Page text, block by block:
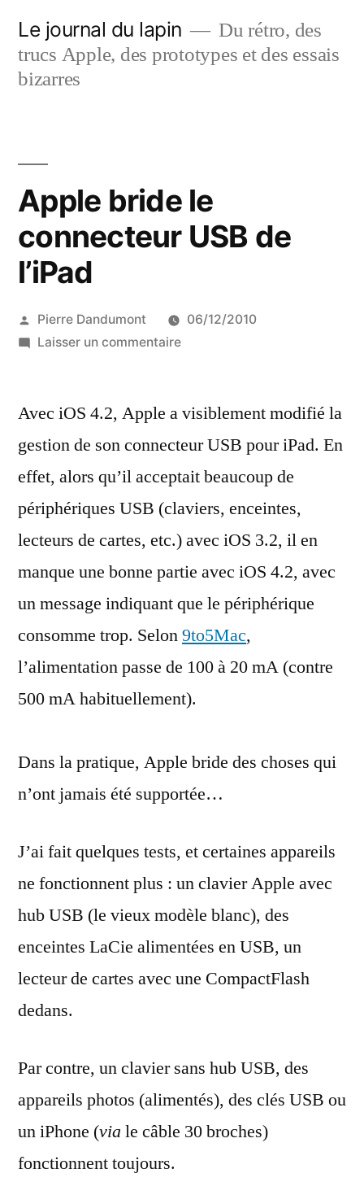
contenu
Le journal du lapin
Du rétro, des
trucs Apple, des prototypes et des essais
bizarres
Apple bride le
connecteur USB de
l’iPad
Publié
par
Pierre Dandumont
06/12/2010
Laisser un commentairesur
le
USB
de
l’iPad
Avec iOS 4.2, Apple a visiblement modifié la
gestion de son connecteur USB pour iPad. En
effet, alors qu’il acceptait beaucoup de
périphériques USB (claviers, enceintes,
lecteurs de cartes, etc.) avec iOS 3.2, il en
manque une bonne partie avec iOS 4.2, avec
un message indiquant que le périphérique
consomme trop. Selon9to5Mac,
l’alimentation passe de 100 à 20 mA (contre
500 mA habituellement).
Dans la pratique, Apple bride des choses qui
n’ont jamais été supportée…
J’ai fait quelques tests, et certaines appareils
ne fonctionnent plus : un clavier Apple avec
hub USB (le vieux modèle blanc), des
enceintes LaCie alimentées en USB, un
lecteur de cartes avec une CompactFlash
dedans.
Par contre, un clavier sans hub USB, des
appareils photos (alimentés), des clés USB ou
un iPhone (via le câble 30 broches)
fonctionnent toujours.